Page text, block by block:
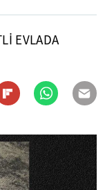
EVLADA